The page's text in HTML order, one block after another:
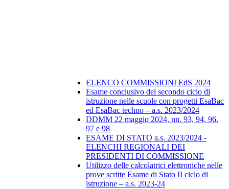
ELENCO COMMISSIONI EdS 2024
Esame conclusivo del secondo ciclo di
istruzione nelle scuole con progetti EsaBac
ed EsaBac techno – a.s. 2023/2024
DDMM 22 maggio 2024, nn. 93, 94, 96,
97 e 98
ESAME DI STATO a.s. 2023/2024 -
ELENCHI REGIONALI DEI
PRESIDENTI DI COMMISSIONE
Utilizzo delle calcolatrici elettroniche nelle
prove scritte Esame di Stato II ciclo di
istruzione – a.s. 2023-24